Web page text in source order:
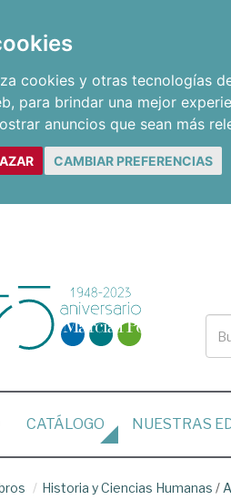
cookies y otras tecnologías
, para brindar una mejor
anuncios que sean más
CAMBIAR PREFERENCIAS
(CURRENT)
CATÁLOGO NUESTRAS
Historia y Ciencias Humanas /